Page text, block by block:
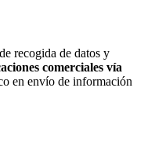
recogida de datos y
comerciales vía
en envío de información